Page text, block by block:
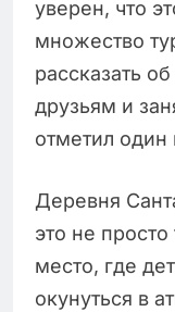
уверен, что
множество
рассказать
друзьям и
отметил один
Деревня
это не
место, где
окунуться в